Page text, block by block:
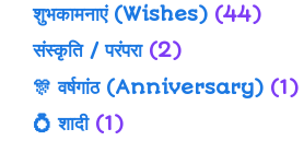
शुभकामनाएं (Wishes) (44)
संस्कृति / परंपरा(2)
🎊 वर्षगांठ (Anniversary) (1)
💍 शादी(1)